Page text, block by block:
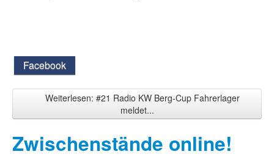
Facebook
Weiterlesen: #21 Radio KW Berg-Cup Fahrerlager
meldet...
Zwischenstände online!